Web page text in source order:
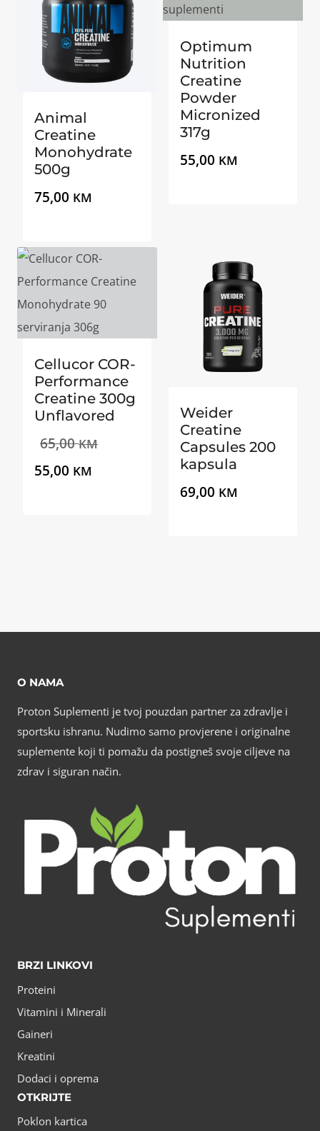
Animal
Creatine
Monohydrate
500g
75,00 KM
Optimum
Nutrition
Creatine
Powder
Micronized
317g
55,00 KM
Cellucor COR-
Performance
Creatine 300g
Unflavored
65,00KMIzvorna
55,00 KM
Weider
Creatine
Capsules 200
kapsula
69,00 KM
O NAMA
Proton Suplementi je tvoj pouzdan partner za zdravlje i
sportsku ishranu. Nudimo samo provjerene i originalne
suplemente koji ti pomažu da postigneš svoje ciljeve na
zdrav i siguran način.
BRZI LINKOVI
Proteini
Vitamini i Minerali
Gaineri
Kreatini
Dodaci i oprema
OTKRIJTE
Poklon kartica